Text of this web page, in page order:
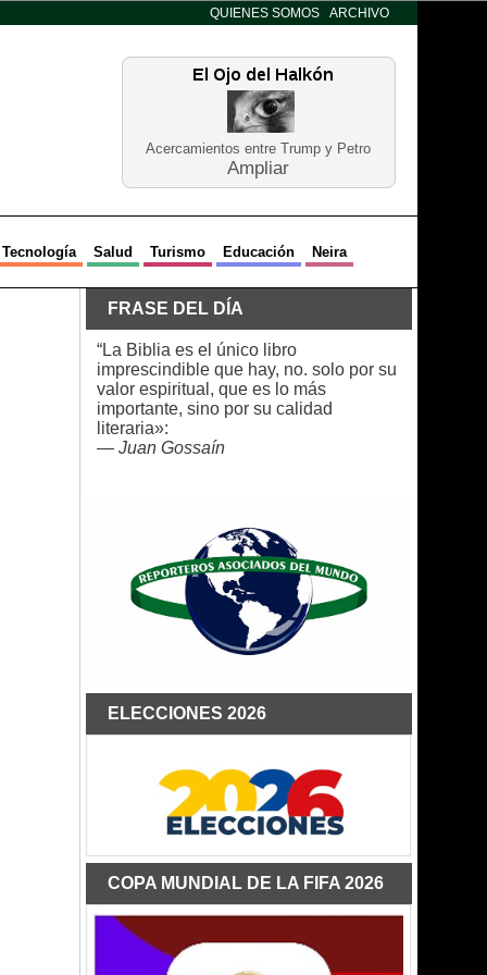
QUIENES SOMOS ARCHIVO
Acercamientos entre Trump y Petro
Ampliar
Tecnología Salud Turismo Educación Neira
FRASE DEL DÍA
“La Biblia es el único libro
imprescindible que hay, no. solo por su
valor espiritual, que es lo más
importante, sino por su calidad
literaria»:
— Juan Gossaín
ELECCIONES 2026
COPA MUNDIAL DE LA FIFA 2026